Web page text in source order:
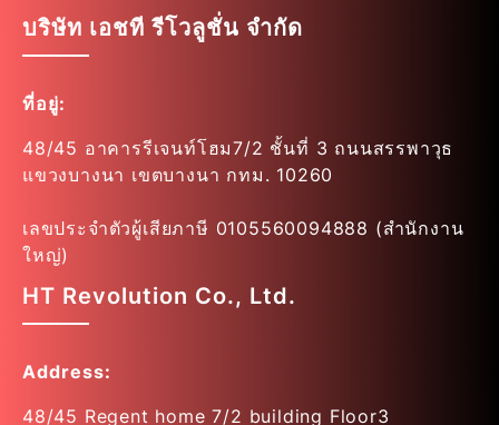
บริษัท เอชที รีโวลูชั่น จำกัด
ที่อยู่:
48/45 อาคารรีเจนท์โฮม7/2 ชั้นที่ 3 ถนนสรรพาวุธ
แขวงบางนา เขตบางนา กทม. 10260
เลขประจำตัวผู้เสียภาษี 0105560094888 (สำนักงาน
ใหญ่)
HT Revolution Co., Ltd.
Address:
48/45 Regent home 7/2 building Floor3